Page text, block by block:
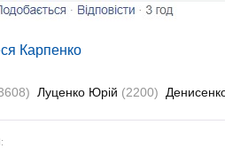
Карпенко
Луценко Юрій (2200)